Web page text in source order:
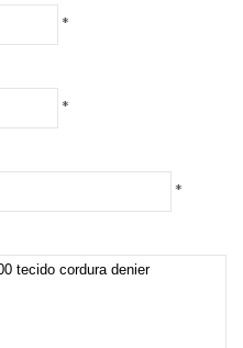
*
*
*